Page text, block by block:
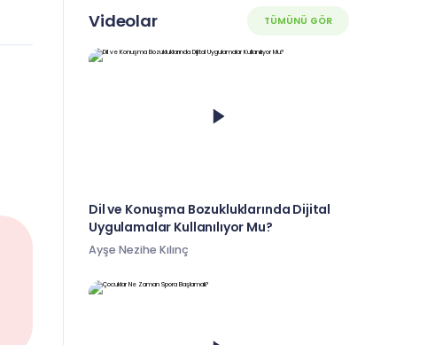
Videolar TÜMÜNÜ GÖR
Dil ve Konuşma Bozukluklarında Dijital
Uygulamalar Kullanılıyor Mu?
Ayşe Nezihe Kılınç